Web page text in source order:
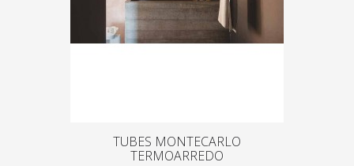
TUBES MONTECARLO
TERMOARREDO